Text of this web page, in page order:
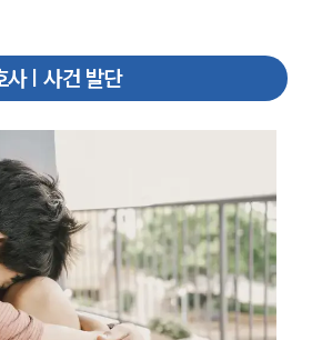
사 | 사건 발단